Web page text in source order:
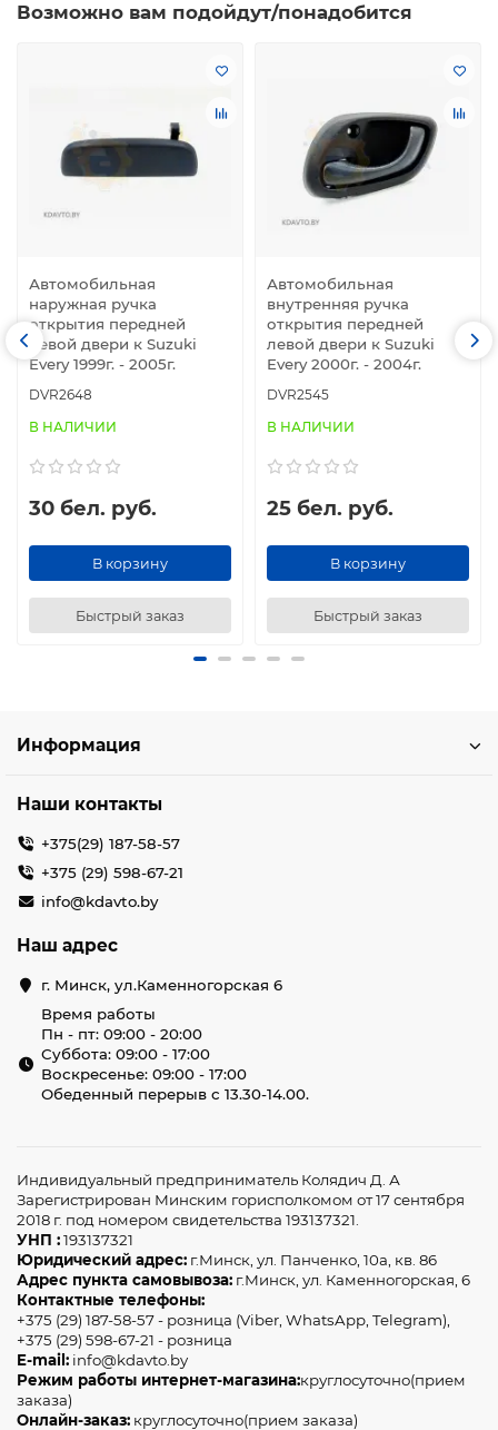
Возможно вам подойдут/понадобится
Автомобильная
наружная ручка
открытия передней
левой двери к Suzuki
Every 1999г. - 2005г.
DVR2648
В НАЛИЧИИ
30 бел. руб.
В корзину
Быстрый заказ
Автомобильная
внутренняя ручка
открытия передней
левой двери к Suzuki
Every 2000г. - 2004г.
DVR2545
В НАЛИЧИИ
25 бел. руб.
В корзину
Быстрый заказ
Информация
Наши контакты
+375(29) 187-58-57
+375 (29) 598-67-21
info@kdavto.by
Наш адрес
г. Минск, ул.Каменногорская 6
Время работы
Пн - пт: 09:00 - 20:00
Суббота: 09:00 - 17:00
Воскресенье: 09:00 - 17:00
Обеденный перерыв с 13.30-14.00.
Индивидуальный предприниматель Колядич Д. А
Зарегистрирован Минским горисполкомом от 17 сентября
2018 г. под номером свидетельства 193137321.
УНП :193137321
Юридический адрес: г.Минск, ул. Панченко, 10а, кв. 86
Адрес пункта самовывоза: г.Минск, ул. Каменногорская, 6
Контактные телефоны:
+375 (29) 187-58-57 - розница (Viber, WhatsApp, Telegram),
+375 (29) 598-67-21 - розница
E-mail: info@kdavto.by
Режим работы интернет-магазина:круглосуточно(прием
заказа)
Онлайн-заказ: круглосуточно(прием заказа)